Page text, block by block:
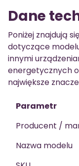
Dane
Poniżej znajdują
dotyczące
innymi
energetycznych
największe
Parametr
Producent /
Nazwa modelu